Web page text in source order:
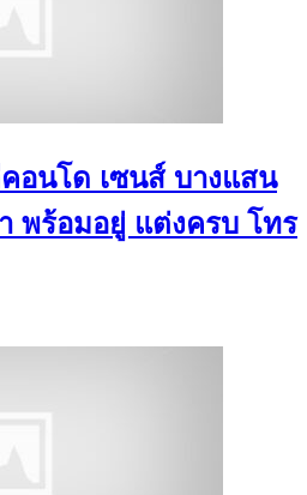
อนโด เซนส์ บางแสน
พร้อมอยู่ แต่งครบ โทร